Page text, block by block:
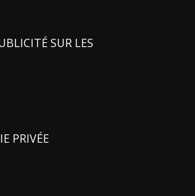
SUR LES
PRIVÉE